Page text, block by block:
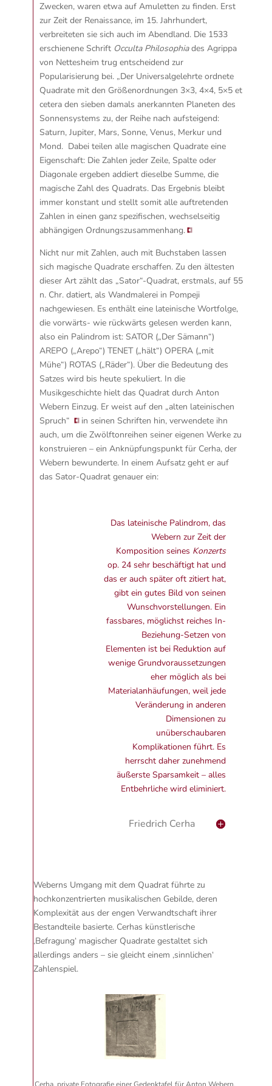
Zwecken, waren etwa auf Amuletten zu finden. Erst
zur Zeit der Renaissance, im 15. Jahrhundert,
verbreiteten sie sich auch im Abendland. Die 1533
erschienene Schrift Occulta Philosophiades Agrippa
von Nettesheim trug entscheidend zur
Popularisierung bei. „Der Universalgelehrte ordnete
Quadrate mit den Größenordnungen 3×3, 4×4, 5×5 et
cetera den sieben damals anerkannten Planeten des
Sonnensystems zu, der Reihe nach aufsteigend:
Saturn, Jupiter, Mars, Sonne, Venus, Merkur und
Mond. Dabei teilen alle magischen Quadrate eine
Eigenschaft: Die Zahlen jeder Zeile, Spalte oder
Diagonale ergeben addiert dieselbe Summe, die
magische Zahl des Quadrats. Das Ergebnis bleibt
immer konstant und stellt somit alle auftretenden
Zahlen in einen ganz spezifischen, wechselseitig
abhängigen Ordnungszusammenhang.
Nicht nur mit Zahlen, auch mit Buchstaben lassen
sich magische Quadrate erschaffen. Zu den ältesten
dieser Art zählt das „Sator“-Quadrat, erstmals, auf 55
n. Chr. datiert, als Wandmalerei in Pompeji
nachgewiesen. Es enthält eine lateinische Wortfolge,
die vorwärts- wie rückwärts gelesen werden kann,
also ein Palindrom ist: SATOR („Der Sämann“)
AREPO („Arepo“) TENET („hält“) OPERA („mit
Mühe“) ROTAS („Räder“). Über die Bedeutung des
Satzes wird bis heute spekuliert. In die
Musikgeschichte hielt das Quadrat durch Anton
Webern Einzug. Er weist auf den „alten lateinischen
Spruch“
in seinen Schriften hin, verwendete ihn
auch, um die Zwölftonreihen seiner eigenen Werke zu
konstruieren – ein Anknüpfungspunkt für Cerha, der
Webern bewunderte. In einem Aufsatz geht er auf
das Sator-Quadrat genauer ein:
Das lateinische Palindrom, das
Webern zur Zeit der
Komposition seines Konzerts
op. 24 sehr beschäftigt hat und
das er auch später oft zitiert hat,
gibt ein gutes Bild von seinen
Wunschvorstellungen. Ein
fassbares, möglichst reiches In-
Beziehung-Setzen von
Elementen ist bei Reduktion auf
wenige Grundvoraussetzungen
eher möglich als bei
Materialanhäufungen, weil jede
Veränderung in anderen
Dimensionen zu
unüberschaubaren
Komplikationen führt. Es
herrscht daher zunehmend
äußerste Sparsamkeit – alles
Entbehrliche wird eliminiert.
Friedrich Cerha
Weberns Umgang mit dem Quadrat führte zu
hochkonzentrierten musikalischen Gebilde, deren
Komplexität aus der engen Verwandtschaft ihrer
Bestandteile basierte. Cerhas künstlerische
‚Befragung‘ magischer Quadrate gestaltet sich
allerdings anders – sie gleicht einem ‚sinnlichen‘
Zahlenspiel.